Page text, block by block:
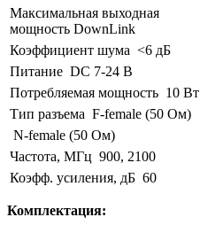
Максимальная выходная
мощность DownLink
Коэффициент шума <6 дБ
Питание DC 7-24 В
Потребляемая мощность 10 Вт
Тип разъема F-female (50 Ом)
N-female (50 Ом)
Частота, МГц 900, 2100
Коэфф. усиления, дБ 60
Комплектация: